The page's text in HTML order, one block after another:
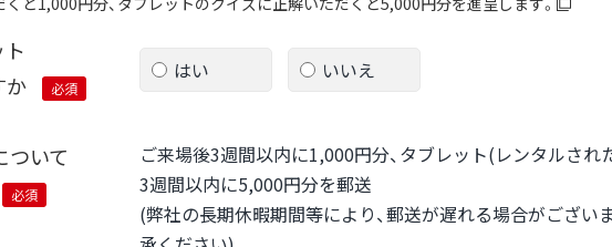
か
必須
はい いいえ
ついて
必須
ご来場後3週間以内に1,000円分、タブレット(レンタルされ
3週間以内に5,000円分を郵送
(弊社の長期休暇期間等により、郵送が遅れる場合がござい